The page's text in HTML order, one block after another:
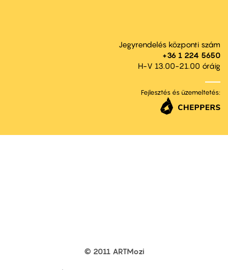
Jegyrendelés központi szám
+36 1 224 5650
H-V 13.00-21.00 óráig
Fejlesztés és üzemeltetés:
© 2011 ARTMozi